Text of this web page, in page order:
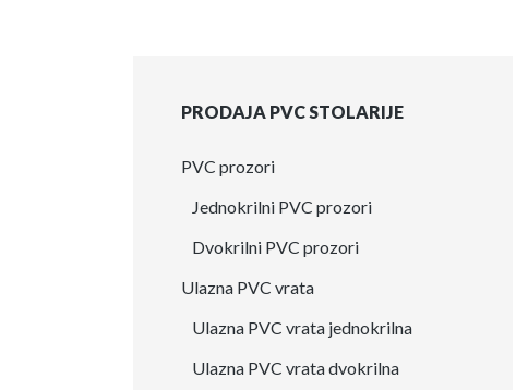
PRODAJA PVC STOLARIJE
PVC prozori
Jednokrilni PVC prozori
Dvokrilni PVC prozori
Ulazna PVC vrata
Ulazna PVC vrata jednokrilna
Ulazna PVC vrata dvokrilna